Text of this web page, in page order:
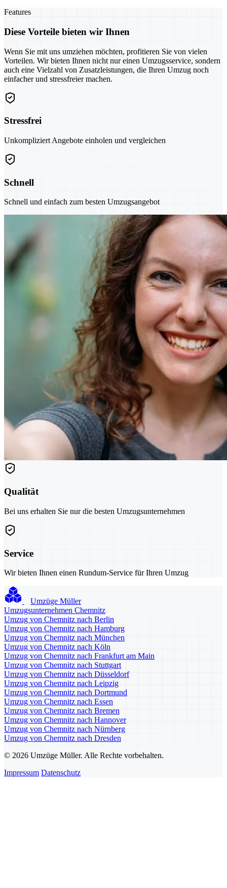
Features
Diese Vorteile bieten wir Ihnen
Wenn Sie mit uns umziehen möchten, profitieren Sie von vielen
Vorteilen. Wir bieten Ihnen nicht nur einen Umzugsservice, sondern
auch eine Vielzahl von Zusatzleistungen, die Ihren Umzug noch
einfacher und stressfreier machen.
Stressfrei
Unkompliziert Angebote einholen und vergleichen
Schnell
Schnell und einfach zum besten Umzugsangebot
Qualität
Bei uns erhalten Sie nur die besten Umzugsunternehmen
Service
Wir bieten Ihnen einen Rundum-Service für Ihren Umzug
Umzüge Müller
Umzugsunternehmen Chemnitz
Umzug von Chemnitz nach Berlin
Umzug von Chemnitz nach Hamburg
Umzug von Chemnitz nach München
Umzug von Chemnitz nach Köln
Umzug von Chemnitz nach Frankfurt am Main
Umzug von Chemnitz nach Stuttgart
Umzug von Chemnitz nach Düsseldorf
Umzug von Chemnitz nach Leipzig
Umzug von Chemnitz nach Dortmund
Umzug von Chemnitz nach Essen
Umzug von Chemnitz nach Bremen
Umzug von Chemnitz nach Hannover
Umzug von Chemnitz nach Nürnberg
Umzug von Chemnitz nach Dresden
© 2026 Umzüge Müller. Alle Rechte vorbehalten.
Impressum Datenschutz